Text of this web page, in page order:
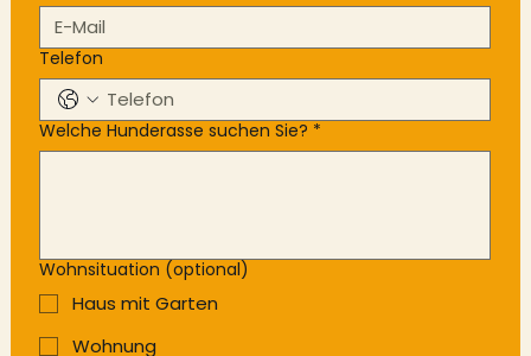
Telefon
Welche Hunderasse suchen Sie? *
Wohnsituation (optional)
Haus mit Garten
Wohnung